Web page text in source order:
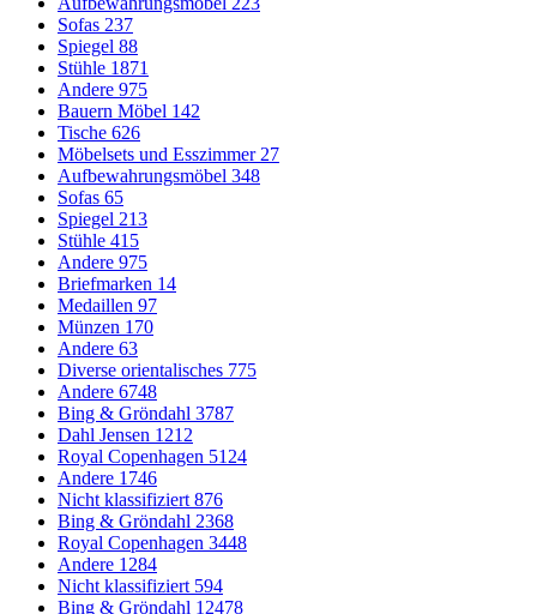
Sofas 237
Spiegel 88
Stühle 1871
Andere 975
Bauern Möbel 142
Tische 626
Möbelsets und Esszimmer 27
Aufbewahrungsmöbel 348
Sofas 65
Spiegel 213
Stühle 415
Andere 975
Briefmarken 14
Medaillen 97
Münzen 170
Andere 63
Diverse orientalisches 775
Andere 6748
Bing & Gröndahl 3787
Dahl Jensen 1212
Royal Copenhagen 5124
Andere 1746
Nicht klassifiziert 876
Bing & Gröndahl 2368
Royal Copenhagen 3448
Andere 1284
Nicht klassifiziert 594
Bing & Gröndahl 12478